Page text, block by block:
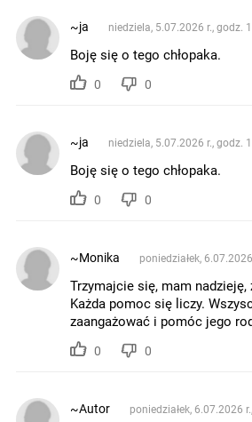
~ja niedziela, 5.07.2026 r., godz.
Boję się o tego chłopaka.
0 0
~ja niedziela, 5.07.2026 r., godz.
Boję się o tego chłopaka.
0 0
~Monika poniedziałek,
Trzymajcie się, mam nadzieję,
Każda pomoc się liczy.
zaangażować i pomóc jego
0 0
~Autor poniedziałek, 6.07.2026